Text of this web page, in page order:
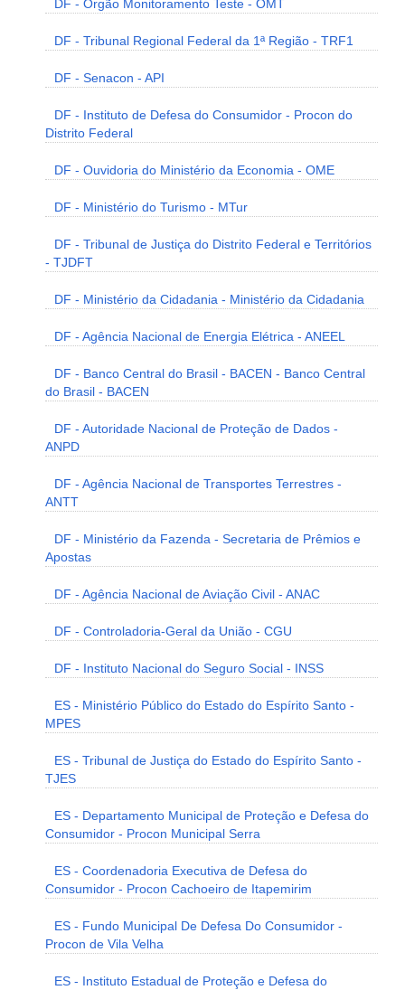
DF - Órgão Monitoramento Teste - OMT
DF - Tribunal Regional Federal da 1ª Região - TRF1
DF - Senacon - API
DF - Instituto de Defesa do Consumidor - Procon do
Distrito Federal
DF - Ouvidoria do Ministério da Economia - OME
DF - Ministério do Turismo - MTur
DF - Tribunal de Justiça do Distrito Federal e Territórios
- TJDFT
DF - Ministério da Cidadania - Ministério da Cidadania
DF - Agência Nacional de Energia Elétrica - ANEEL
DF - Banco Central do Brasil - BACEN - Banco Central
do Brasil - BACEN
DF - Autoridade Nacional de Proteção de Dados -
ANPD
DF - Agência Nacional de Transportes Terrestres -
ANTT
DF - Ministério da Fazenda - Secretaria de Prêmios e
Apostas
DF - Agência Nacional de Aviação Civil - ANAC
DF - Controladoria-Geral da União - CGU
DF - Instituto Nacional do Seguro Social - INSS
ES - Ministério Público do Estado do Espírito Santo -
MPES
ES - Tribunal de Justiça do Estado do Espírito Santo -
TJES
ES - Departamento Municipal de Proteção e Defesa do
Consumidor - Procon Municipal Serra
ES - Coordenadoria Executiva de Defesa do
Consumidor - Procon Cachoeiro de Itapemirim
ES - Fundo Municipal De Defesa Do Consumidor -
Procon de Vila Velha
ES - Instituto Estadual de Proteção e Defesa do